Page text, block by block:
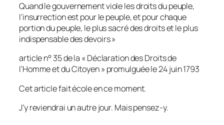
Quand le gouvernement viole les droits du peuple,
l’insurrection est pour le peuple, et pour chaque
portion du peuple, le plus sacré des droits et le plus
indispensable des devoirs »
article n° 35 de la « Déclaration des Droits de
l’Homme et du Citoyen » promulguée le 24 juin 1793
Cet article fait école en ce moment.
J’y reviendrai un autre jour. Mais pensez-y.